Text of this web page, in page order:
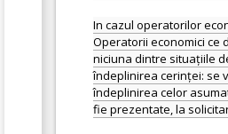
In cazul operatorilor
Operatorii economici ce
niciuna dintre situațiile
îndeplinirea cerinței: se
îndeplinirea celor
fie prezentate, la